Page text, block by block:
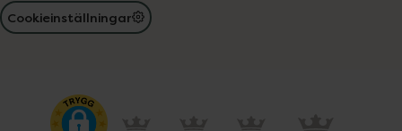
Cookieinställningar